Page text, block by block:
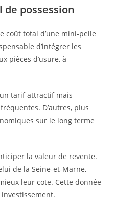
possession
coût total d’une mini-pelle
d’intégrer les
pièces d’usure, à
tarif attractif mais
D’autres, plus
sur le long terme
la valeur de revente.
de la Seine-et-Marne,
leur cote. Cette donnée